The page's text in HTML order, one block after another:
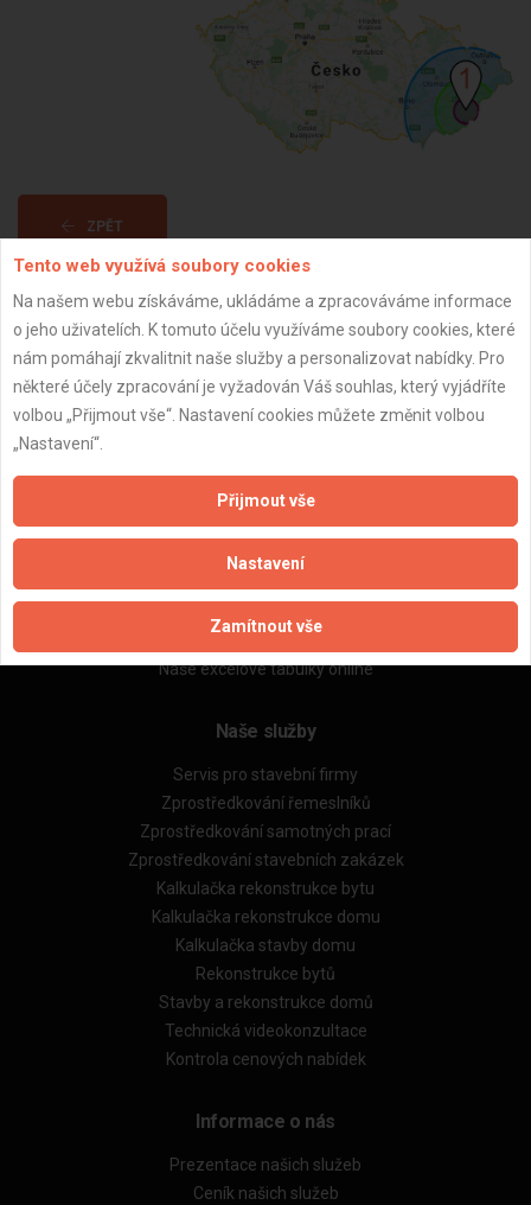
ZPĚT
Aktualizováno z portálu ARES dne 07.04.2025 13:31:05
Naše firmy a řemeslníci
Zpracování a ochrana osobních údajů
Zásady pro používání souborů cookie
Naše excelové tabulky online
Naše služby
Servis pro stavební firmy
Zprostředkování řemeslníků
Zprostředkování samotných prací
Zprostředkování stavebních zakázek
Kalkulačka rekonstrukce bytu
Kalkulačka rekonstrukce domu
Kalkulačka stavby domu
Rekonstrukce bytů
Stavby a rekonstrukce domů
Technická videokonzultace
Kontrola cenových nabídek
Informace o nás
Prezentace našich služeb
Ceník našich služeb
Tento web využívá soubory cookies
Na našem webu získáváme, ukládáme a zpracováváme informace
o jeho uživatelích. K tomuto účelu využíváme soubory cookies, které
nám pomáhají zkvalitnit naše služby a personalizovat nabídky. Pro
některé účely zpracování je vyžadován Váš souhlas, který vyjádříte
volbou „Přijmout vše“. Nastavení cookies můžete změnit volbou
„Nastavení“.
Přijmout vše
Nastavení
Zamítnout vše